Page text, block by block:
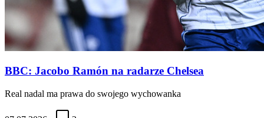
BBC: Jacobo Ramón na radarze Chelsea
Real nadal ma prawa do swojego wychowanka